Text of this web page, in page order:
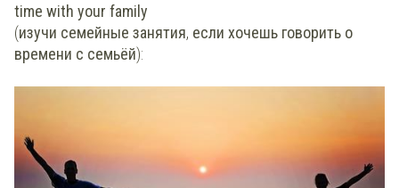
time with your family
(изучи семейные занятия, если хочешь говорить о
времени с семьёй):